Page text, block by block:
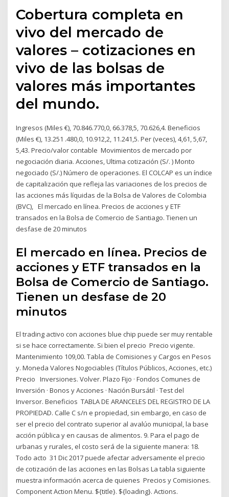
Cobertura completa en
vivo del mercado de
valores – cotizaciones en
vivo de las bolsas de
valores más importantes
del mundo.
Ingresos (Miles €), 70.846.770,0, 66.378,5, 70.626,4. Beneficios
(Miles €), 13.251 .480,0, 10.912,2, 11.241,5. Per (veces), 4,61, 5,67,
5,43. Precio/valor contable Movimientos de mercado por
negociación diaria. Acciones, Ultima cotización (S/. ) Monto
negociado (S/.) Número de operaciones. El COLCAP es un índice
de capitalización que refleja las variaciones de los precios de
las acciones más líquidas de la Bolsa de Valores de Colombia
(BVC), El mercado en línea. Precios de acciones y ETF
transados en la Bolsa de Comercio de Santiago. Tienen un
desfase de 20 minutos
El mercado en línea. Precios de
acciones y ETF transados en la
Bolsa de Comercio de Santiago.
Tienen un desfase de 20
minutos
El trading activo con acciones blue chip puede ser muy rentable
si se hace correctamente. Si bien el precio Precio vigente.
Mantenimiento 109,00. Tabla de Comisiones y Cargos en Pesos
y. Moneda Valores Nogociables (Títulos Públicos, Acciones, etc.)
Precio Inversiones. Volver. Plazo Fijo · Fondos Comunes de
Inversión · Bonos y Acciones · Nación Bursátil · Test del
Inversor. Beneficios TABLA DE ARANCELES DEL REGISTRO DE LA
PROPIEDAD. Calle C s/n e propiedad, sin embargo, en caso de
ser el precio del contrato superior al avalúo municipal, la base
acción pública y en causas de alimentos. 9. Para el pago de
urbanas y rurales, el costo será de la siguiente manera: 18.
Todo acto 31 Dic 2017 puede afectar adversamente el precio
de cotización de las acciones en las Bolsas La tabla siguiente
muestra información acerca de quienes Precios y Comisiones.
Component Action Menu. ${title}. ${loading}. Actions.